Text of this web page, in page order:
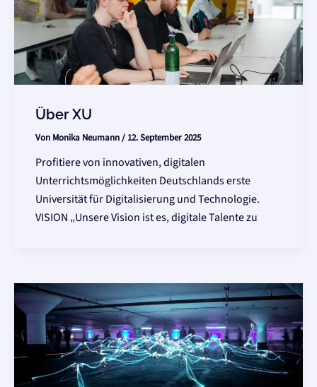
Über XU
Von Monika Neumann/ 12. September 2025
Profitiere von innovativen, digitalen
Unterrichtsmöglichkeiten Deutschlands erste
Universität für Digitalisierung und Technologie.
VISION „Unsere Vision ist es, digitale Talente zu